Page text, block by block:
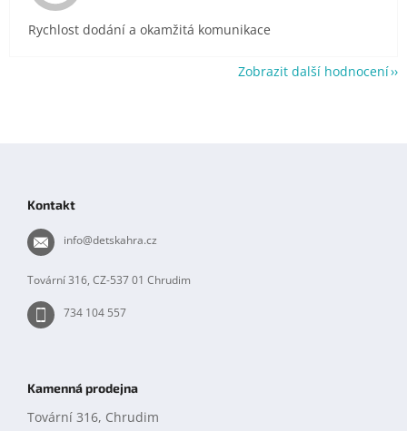
Rychlost dodání a okamžitá komunikace
Zobrazit další hodnocení
Kontakt
info@detskahra.cz
Tovární 316, CZ-537 01 Chrudim
734 104 557
Kamenná prodejna
Tovární 316, Chrudim